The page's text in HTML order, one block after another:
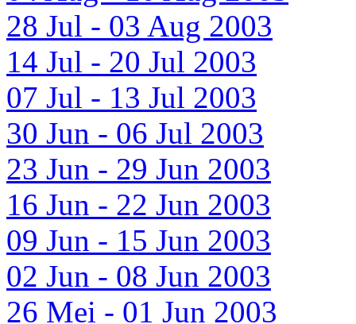
28 Jul - 03 Aug 2003
14 Jul - 20 Jul 2003
07 Jul - 13 Jul 2003
30 Jun - 06 Jul 2003
23 Jun - 29 Jun 2003
16 Jun - 22 Jun 2003
09 Jun - 15 Jun 2003
02 Jun - 08 Jun 2003
26 Mei - 01 Jun 2003